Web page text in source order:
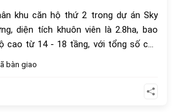
khu căn hộ thứ 2 trong dự án Sky
diện tích khuôn viên là 2.8ha, bao
cao từ 14 - 18 tầng, với tổng số căn
từ 71-337m2.
bàn giao